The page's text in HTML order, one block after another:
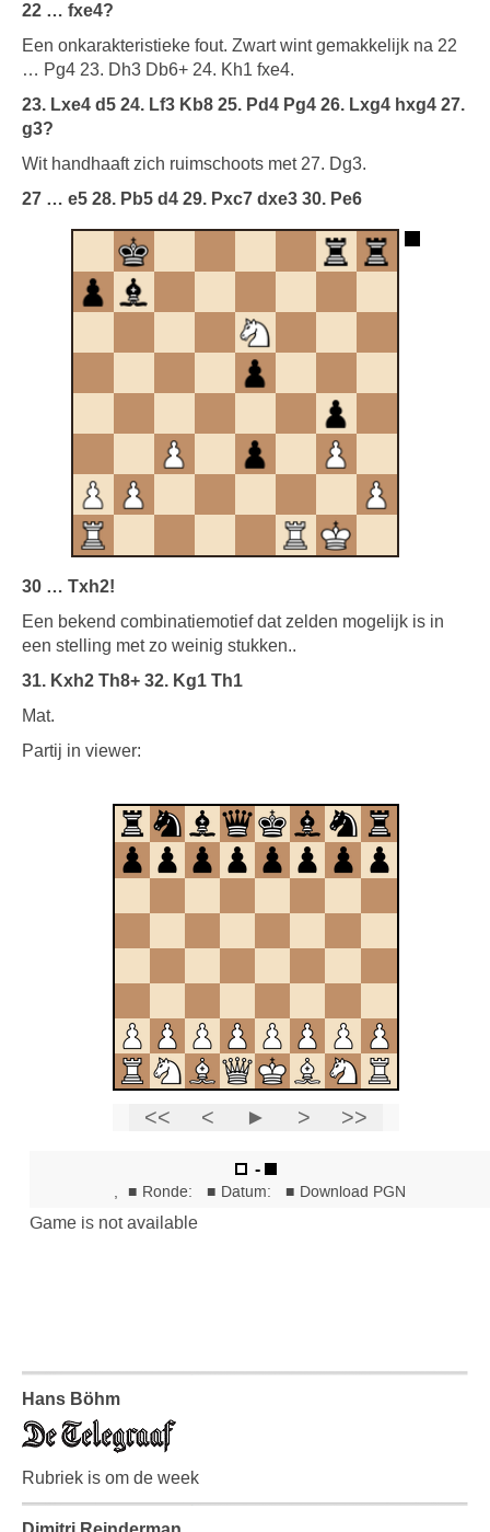
22 … fxe4?
Een onkarakteristieke fout. Zwart wint gemakkelijk na 22
… Pg4 23. Dh3 Db6+ 24. Kh1 fxe4.
23. Lxe4 d5 24. Lf3 Kb8 25. Pd4 Pg4 26. Lxg4 hxg4 27.
g3?
Wit handhaaft zich ruimschoots met 27. Dg3.
27 … e5 28. Pb5 d4 29. Pxc7 dxe3 30. Pe6
30 … Txh2!
Een bekend combinatiemotief dat zelden mogelijk is in
een stelling met zo weinig stukken..
31. Kxh2 Th8+ 32. Kg1 Th1
Mat.
Partij in viewer:
Hans Böhm
Rubriek is om de week